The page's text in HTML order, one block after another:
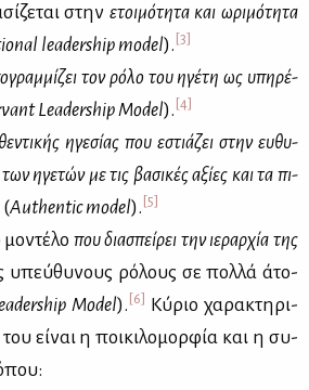
στην ετοι­μό­τη­τα και ωρι­μό­τη­τα
leadership model). [3]
τον ρό­λο του ηγέ­τη ως υπη­ρέ­
LeadershipModel). [4]
ηγε­σί­ας που εστιά­ζει στην ευ­θυ­
ηγε­τών με τις βα­σι­κές αξί­ες και τα πι­
(Authentic model). [5]
μο­ντέ­λο που δια­σπεί­ρει την ιε­ραρ­χία της
υπεύ­θυ­νους ρό­λους σε πολ­λά άτο­
Model). [6] Κύ­ριο χα­ρα­κτη­ρι­
εί­ναι η ποι­κι­λο­μορ­φία και η συ­